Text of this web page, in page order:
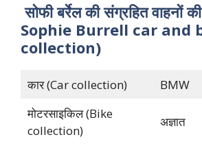
सोफी बर्रेल की संग्रहित वाहनों की
Sophie Burrell car and
collection)
कार (Car collection)
BMW
मोटरसाइकिल (Bike
collection)
अज्ञात